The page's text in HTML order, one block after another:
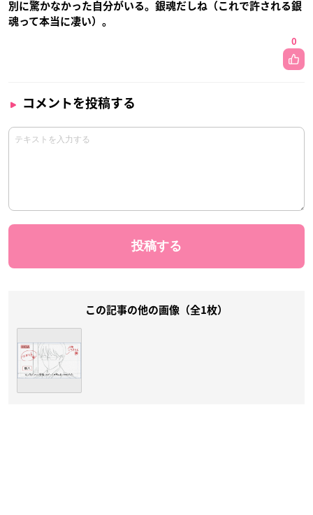
別に驚かなかった自分がいる。銀魂だしね（これで許される銀
魂って本当に凄い）。
0
コメントを投稿する
この記事の他の画像（全1枚）